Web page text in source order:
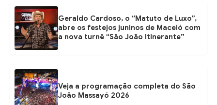
Geraldo Cardoso, o “Matuto de Luxo”,
abre os festejos juninos de Maceió com
a nova turnê “São João Itinerante”
Veja a programação completa do São
João Massayó 2026